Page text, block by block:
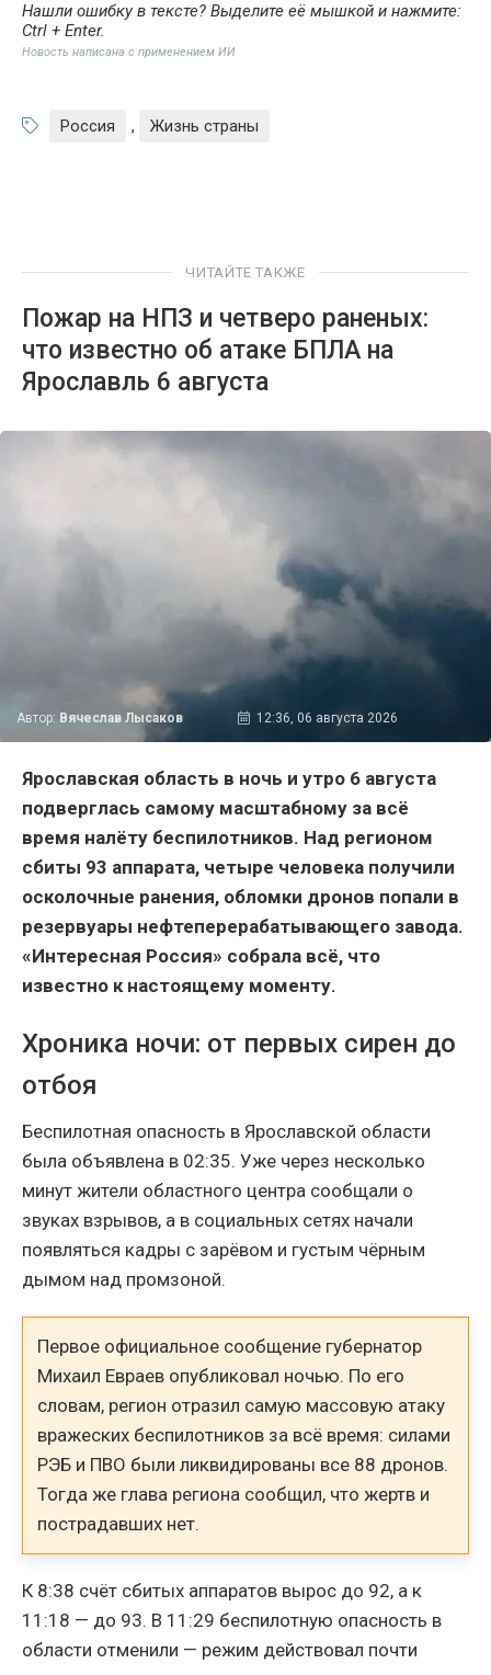
Нашли ошибку в тексте? Выделите её мышкой и нажмите:
Ctrl + Enter.
Новость написана с применением ИИ
Россия , Жизнь страны
ЧИТАЙТЕ ТАКЖЕ
Пожар на НПЗ и четверо раненых:
что известно об атаке БПЛА на
Ярославль 6 августа
Автор: Вячеслав Лысаков 12:36, 06 августа 2026
Ярославская область в ночь и утро 6 августа
подверглась самому масштабному за всё
время налёту беспилотников. Над регионом
сбиты 93 аппарата, четыре человека получили
осколочные ранения, обломки дронов попали в
резервуары нефтеперерабатывающего завода.
«Интересная Россия» собрала всё, что
известно к настоящему моменту.
Хроника ночи: от первых сирен до
отбоя
Беспилотная опасность в Ярославской области
была объявлена в 02:35. Уже через несколько
минут жители областного центра сообщали о
звуках взрывов, а в социальных сетях начали
появляться кадры с зарёвом и густым чёрным
дымом над промзоной.
Первое официальное сообщение губернатор
Михаил Евраев опубликовал ночью. По его
словам, регион отразил самую массовую атаку
вражеских беспилотников за всё время: силами
РЭБ и ПВО были ликвидированы все 88 дронов.
Тогда же глава региона сообщил, что жертв и
пострадавших нет.
К 8:38 счёт сбитых аппаратов вырос до 92, а к
11:18 — до 93. В 11:29 беспилотную опасность в
области отменили — режим действовал почти